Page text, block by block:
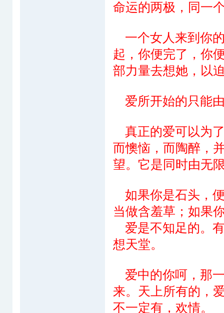
命运的两极，同一
一个女人来到你
起，你便完了，你
部力量去想她，以
爱所开始的只能
真正的爱可以为
而懊恼，而陶醉，
望。它是同时由无
如果你是石头，
当做含羞草；如果
爱是不知足的。
想天堂。
爱中的你呵，那
来。天上所有的，
不一定有，欢情。